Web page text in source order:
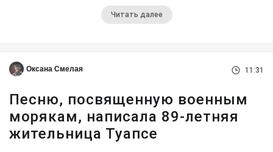
Читать далее
Оксана Смелая 11:31
Песню, посвященную военным
морякам, написала 89-летняя
жительница Туапсе